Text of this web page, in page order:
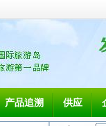
产品追溯 供应